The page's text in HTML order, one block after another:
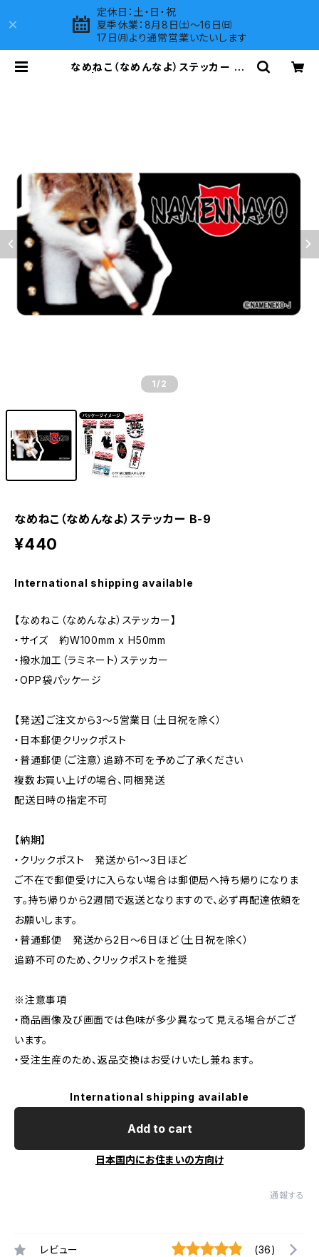
定休日：土・日・祝
夏季休業：8月8日㈯～16日㈰
17日㈪より通常営業いたいします
なめねこ（なめんなよ）ステッカー B-
1 /2
なめねこ（なめんなよ）ステッカー B-9
¥440
International shipping available
【なめねこ（なめんなよ）ステッカー】
・サイズ 約W100mm x H50mm
・撥水加工（ラミネート）ステッカー
・OPP袋パッケージ
【発送】ご注文から3〜5営業日（土日祝を除く）
・日本郵便クリックポスト
・普通郵便（ご注意）追跡不可を予めご了承ください
複数お買い上げの場合、同梱発送
配送日時の指定不可
【納期】
・クリックポスト 発送から1〜3日ほど
ご不在で郵便受けに入らない場合は郵便局へ持ち帰りになりま
す。持ち帰りから2週間で返送となりますので、必ず再配達依頼を
お願いします。
・普通郵便 発送から2日〜6日ほど（土日祝を除く）
追跡不可のため、クリックポストを推奨
※注意事項
・商品画像及び画面では色味が多少異なって見える場合がござ
います。
・受注生産のため、返品交換はお受けいたし兼ねます。
International shipping available
Add to cart
日本国内にお住まいの方向け
通報する
レビュー (36)